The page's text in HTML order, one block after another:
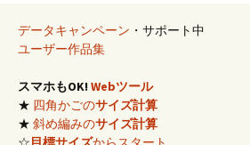
データキャンペーン ・サポート中
ユーザー作品集
スマホもOK! Webツール
★ 四角かごのサイズ計算
★ 斜め編みのサイズ計算